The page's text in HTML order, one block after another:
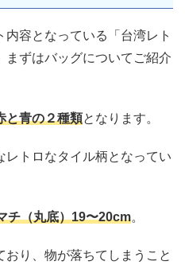
容となっている「台湾レト
まずはバッグについてご紹介
と青の２種類となります。
レトロなタイル柄となってい
チ（丸底）19〜20cm。
おり、物が落ちてしまうこと